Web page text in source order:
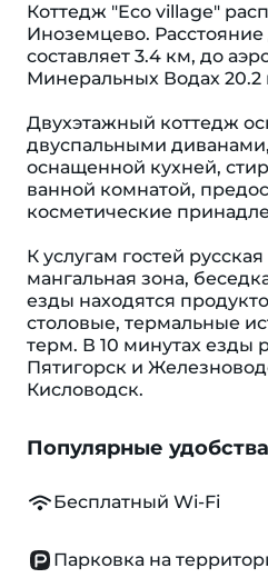
Коттедж "Eco village"
Иноземцево.
составляет 3.4 км, до
Минеральных Водах 20.2
Двухэтажный коттедж
двуспальными
оснащенной кухней,
ванной комнатой,
косметические
К услугам гостей
мангальная зона,
езды находятся
столовые, термальные
терм. В 10 минутах езды
Пятигорск и
Кисловодск.
Популярные
Бесплатный Wi-Fi
Парковка на